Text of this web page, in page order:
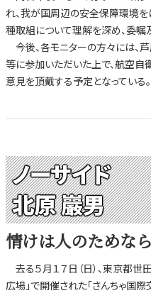
れ、我が国周辺の安全保障環境
種取組について理解を深め、委嘱
今後、各モニターの方々には、
等に参加いただいた上で、航空
意見を頂戴する予定となっている。
ノーサイド
北原 巖男
情けは人のためな
去る５月１７日（日）、東京都
広場」で開催された「さんちゃ国際